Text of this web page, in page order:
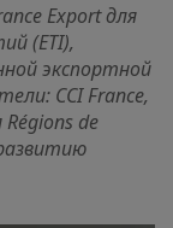
Export для
(ETI),
экспортной
CCI France,
de